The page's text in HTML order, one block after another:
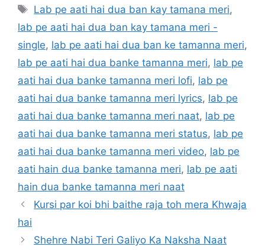
Tags
Lab pe aati hai dua ban kay tamana meri,
lab pe aati hai dua ban kay tamana meri -
single, lab pe aati hai dua ban ke tamanna meri,
lab pe aati hai dua banke tamanna meri, lab pe
aati hai dua banke tamanna meri lofi, lab pe
aati hai dua banke tamanna meri lyrics, lab pe
aati hai dua banke tamanna meri naat, lab pe
aati hai dua banke tamanna meri status, lab pe
aati hai dua banke tamanna meri video, lab pe
aati hain dua banke tamanna meri, lab pe aati
hain dua banke tamanna meri naat
Kursi par koi bhi baithe raja toh mera Khwaja
hai
Shehre Nabi Teri Galiyo Ka Naksha Naat